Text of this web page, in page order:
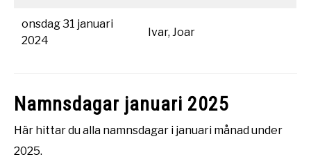
onsdag 31 januari
2024
Ivar, Joar
Namnsdagar januari 2025
Här hittar du alla namnsdagar i januari månad under
2025.